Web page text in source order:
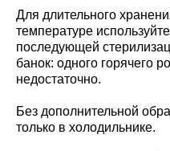
Для длительного
температуре
последующей
банок: одного горячего
недостаточно.
Без дополнительной
только в холодильнике.